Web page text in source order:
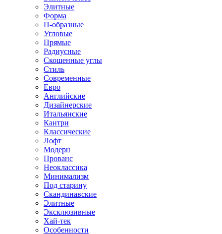
Элитные
Форма
П-образные
Угловые
Прямые
Радиусные
Скошенные углы
Стиль
Современные
Евро
Английские
Дизайнерские
Итальянские
Кантри
Классические
Лофт
Модерн
Прованс
Неоклассика
Минимализм
Под старину
Скандинавские
Элитные
Эксклюзивные
Хай-тек
Особенности